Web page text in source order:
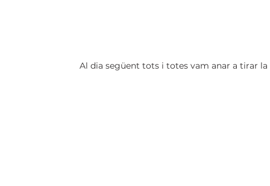
Al dia següent tots i totes vam anar a tirar la